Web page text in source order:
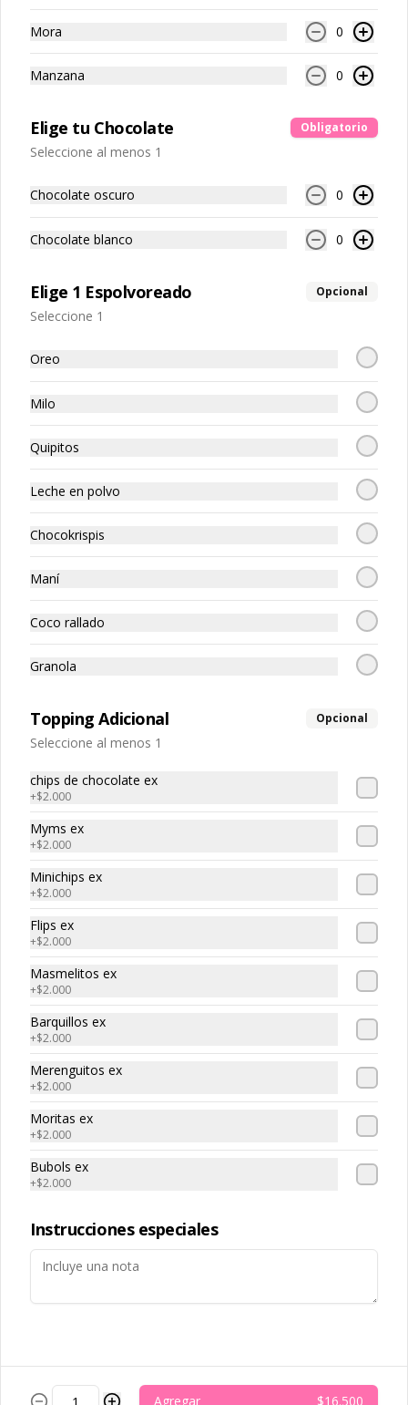
Maxifait
Para Compartir
Frutas
Conócenos
Sedes
Términos y condiciones
Política de privacidad
Redes sociales
Instagram
Mi cuenta
Iniciar sesión
Mora 0
Manzana 0
Elige tu Chocolate Obligatorio
Seleccione al menos 1
Chocolate oscuro 0
Chocolate blanco 0
Elige 1 Espolvoreado Opcional
Seleccione 1
Oreo
Milo
Quipitos
Leche en polvo
Chocokrispis
Maní
Coco rallado
Granola
Topping Adicional Opcional
Seleccione al menos 1
chips de chocolate ex
+$2.000
Myms ex
+$2.000
Minichips ex
+$2.000
Flips ex
+$2.000
Masmelitos ex
+$2.000
Barquillos ex
+$2.000
Merenguitos ex
+$2.000
Moritas ex
+$2.000
Bubols ex
+$2.000
Instrucciones especiales
Agregar $16.500